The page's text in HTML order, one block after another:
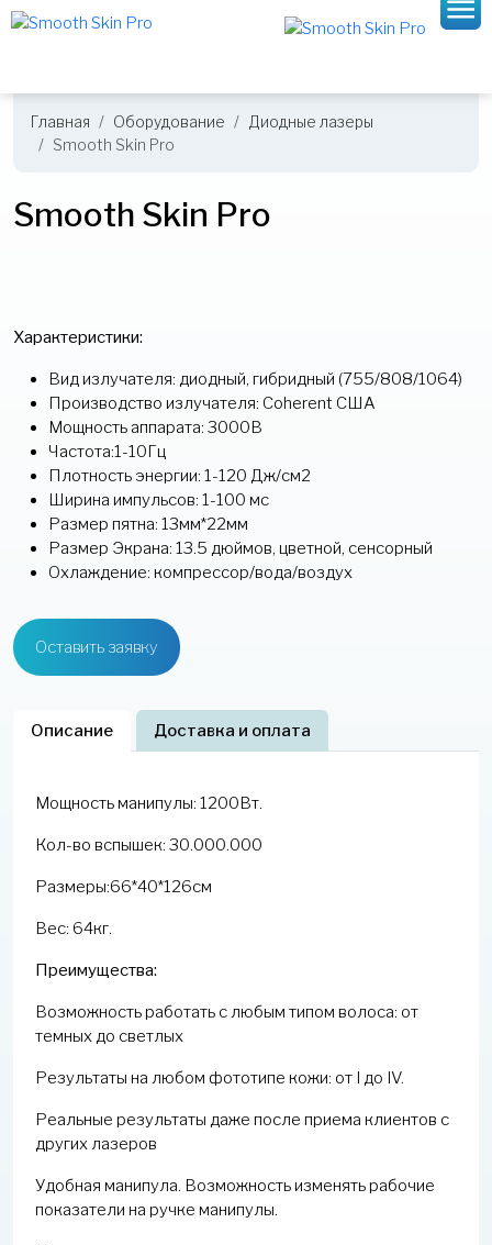
Главная Оборудование
Диодные лазеры
Smooth Skin Pro
Smooth Skin Pro
Характеристики:
Вид излучателя: диодный, гибридный (755/808/1064)
Производство излучателя: Coherent США
Мощность аппарата: 3000В
Частота:1-10Гц
Плотность энергии: 1-120 Дж/см2
Ширина импульсов: 1-100 мc
Размер пятна: 13мм*22мм
Размер Экрана: 13.5 дюймов, цветной, сенсорный
Охлаждение: компрессор/вода/воздух
Оставить заявку
Описание Доставка и оплата
Мощность манипулы: 1200Вт.
Кол-во вспышек: 30.000.000
Размеры:66*40*126см
Вес: 64кг.
Преимущества:
Возможность работать с любым типом волоса: от
темных до светлых
Результаты на любом фототипе кожи: от I до IV.
Реальные результаты даже после приема клиентов с
других лазеров
Удобная манипула. Возможность изменять рабочие
показатели на ручке манипулы.